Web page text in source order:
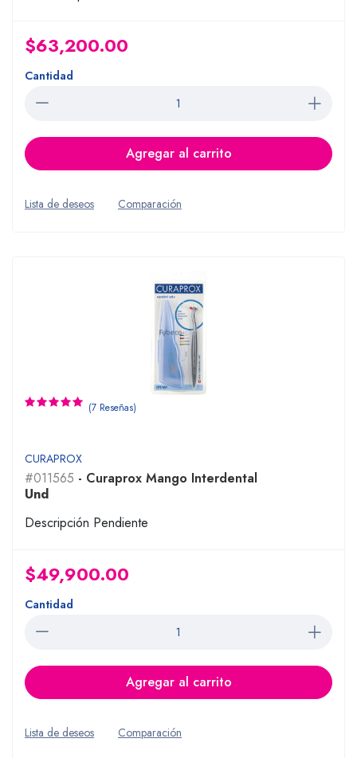
$63,200.00
Cantidad
Agregar al carrito
Lista de deseos Comparación
(7 Reseñas)
CURAPROX
#011565 - Curaprox Mango Interdental
Und
Descripción Pendiente
$49,900.00
Cantidad
Agregar al carrito
Lista de deseos Comparación